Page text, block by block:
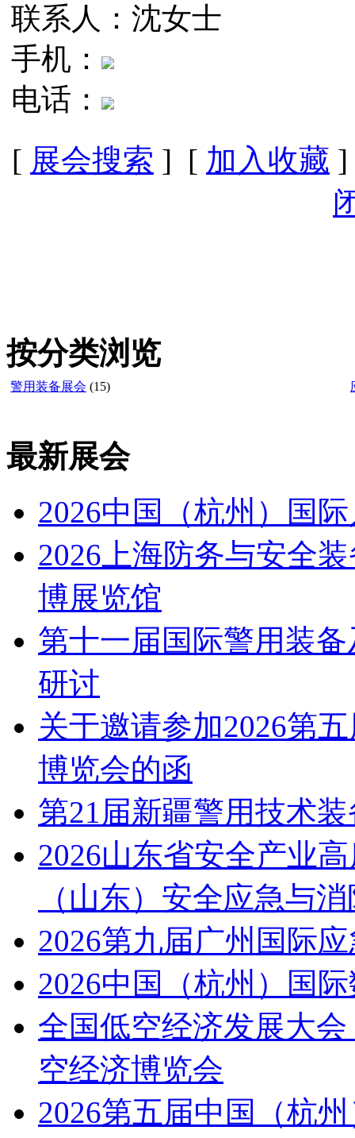
联系人：沈女士
手机：
电话：
[ 展会搜索 ] [ 加入收藏
按分类浏览
警用装备展会 (15)
最新展会
2026中国（杭州）国
2026上海防务与安全
博展览馆
第十一届国际警用装
研讨
关于邀请参加2026第
博览会的函
第21届新疆警用技术
2026山东省安全产业
（山东）安全应急与
2026第九届广州国际
2026中国（杭州）国
全国低空经济发展大
空经济博览会
2026第五届中国（杭